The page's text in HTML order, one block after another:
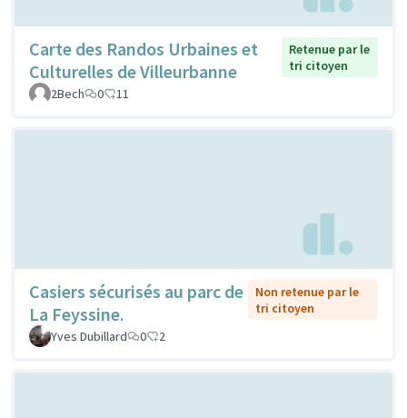
Carte des Randos Urbaines et
Culturelles de Villeurbanne
Retenue par le
tri citoyen
2Bech
0 11
Casiers sécurisés au parc de
La Feyssine.
Non retenue par le
tri citoyen
Yves Dubillard
0 2